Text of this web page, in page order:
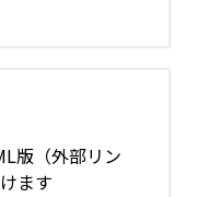
版（外部リン
ます